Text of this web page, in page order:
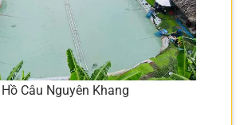
Hồ Câu Nguyên Khang